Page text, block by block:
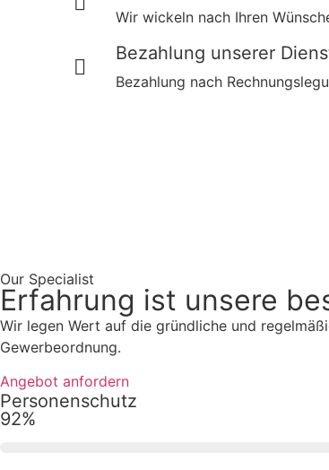
Wir wickeln nach Ihren
Bezahlung unserer
Bezahlung nach
Our Specialist
Erfahrung ist unsere
Wir legen Wert auf die gründliche und
Gewerbeordnung.
Angebot anfordern
Personenschutz
92%